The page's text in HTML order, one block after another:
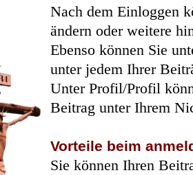
Nach dem Einloggen
ändern oder weitere
Ebenso können Sie
unter jedem Ihrer
Unter Profil/Profil
Beitrag unter Ihrem
Vorteile beim
Sie können Ihren